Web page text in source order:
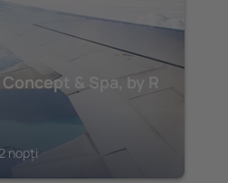
& Spa, by R
nopți